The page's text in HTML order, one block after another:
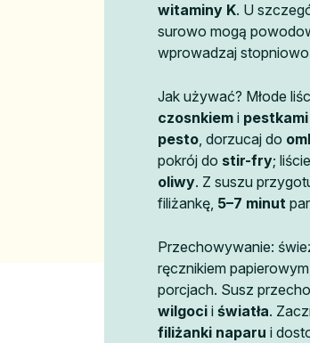
witaminy K. U
surowo mogą
wprowadzaj
Jak używać? Młode
czosnkiem i
pesto, dorzucaj do
pokrój do stir-fry;
oliwy. Z suszu
filiżankę, 5–7 minut
Przechowywanie:
ręcznikiem
porcjach. Susz
wilgoci i światła.
filiżanki naparu i